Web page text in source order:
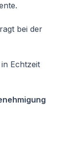
bei der
Echtzeit